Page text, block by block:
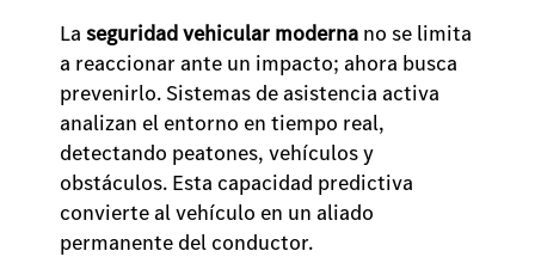
La seguridad vehicular moderna no se limita
a reaccionar ante un impacto; ahora busca
prevenirlo. Sistemas de asistencia activa
analizan el entorno en tiempo real,
detectando peatones, vehículos y
obstáculos. Esta capacidad predictiva
convierte al vehículo en un aliado
permanente del conductor.